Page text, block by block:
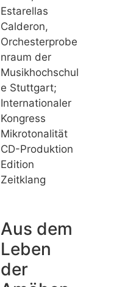
Estarellas
Calderon,
Orchesterprobe
nraum der
Musikhochschul
e Stuttgart;
Internationaler
Kongress
Mikrotonalität
CD-Produktion
Edition
Zeitklang
Aus dem
Leben
der